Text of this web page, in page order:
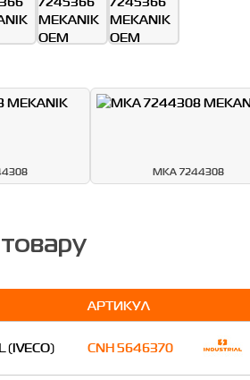
MKA 7244308
АРТИКУЛ
(IVECO) CNH 5646370